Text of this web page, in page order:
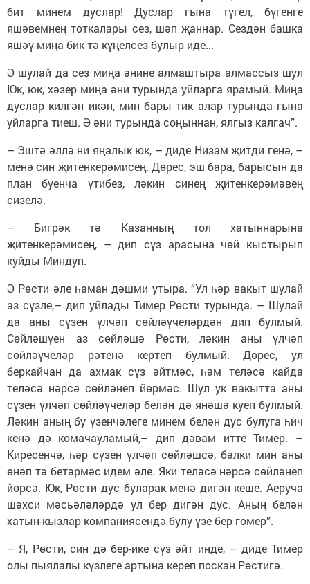
бит минем дуслар! Дуслар гына түгел, бүгенге
яшәвемнең тоткалары сез, шәп җаннар. Сездән башка
яшәү миңа бик тә күңелсез булыр иде...
Ә шулай да сез миңа әнине алмаштыра алмассыз шул
Юк, юк, хәзер миңа әни турында уйларга ярамый. Миңа
дуслар килгән икән, мин бары тик алар турында гына
уйларга тиеш. Ә әни турында соңыннан, ялгыз калгач”.
– Эштә әллә ни яңалык юк, – диде Низам җитди генә, –
менә син җитенкерәмисең. Дөрес, эш бара, барысын да
план буенча үтибез, ләкин синең җитенкерәмәвең
сизелә.
– Бигрәк тә Казанның тол хатыннарына
җитенкерәмисең, – дип сүз арасына чөй кыстырып
куйды Миндуп.
Ә Рөсти әле һаман дәшми утыра. “Ул һәр вакыт шулай
аз сүзле,– дип уйлады Тимер Рөсти турында. – Шулай
да аны сүзен үлчәп сөйләүчеләрдән дип булмый.
Сөйләшүен аз сөйләшә Рөсти, ләкин аны үлчәп
сөйләүчеләр рәтенә кертеп булмый. Дөрес, ул
беркайчан да ахмак сүз әйтмәс, һәм теләсә кайда
теләсә нәрсә сөйләнеп йөрмәс. Шул ук вакытта аны
сүзен үлчәп сөйләүчеләр белән дә янәшә куеп булмый.
Ләкин аның бу үзенчәлеге минем белән дус булуга һич
кенә дә комачауламый,– дип дәвам итте Тимер. –
Киресенчә, һәр сүзен үлчәп сөйләшсә, бәлки мин аны
өнәп тә бетәрмәс идем әле. Яки теләсә нәрсә сөйләнеп
йөрсә. Юк, Рөсти дус буларак менә дигән кеше. Аеруча
шәхси мәсьәләләрдә ул бер дигән дус. Аның белән
хатын-кызлар компаниясендә булу үзе бер гомер”.
– Я, Рөсти, син дә бер-ике сүз әйт инде, – диде Тимер
олы пыялалы күзлеге артына кереп поскан Рөстигә.